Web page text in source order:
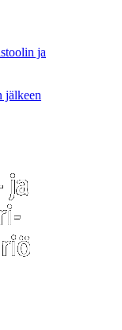
ja
jälkeen